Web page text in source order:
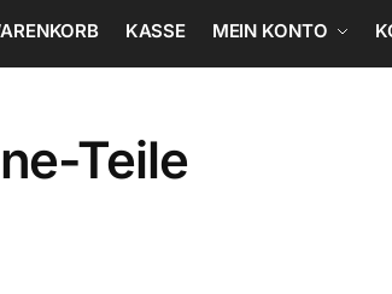
KASSE MEIN KONTO
Teile